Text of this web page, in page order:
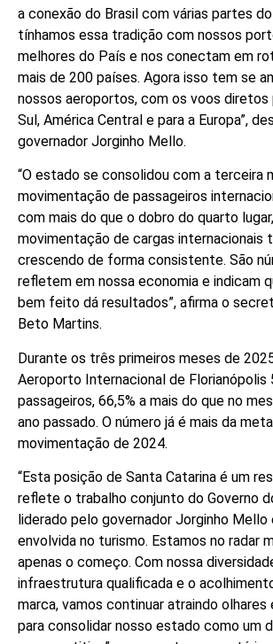
a conexão do Brasil com várias partes
tínhamos essa tradição com nossos
melhores do País e nos conectam em
mais de 200 países. Agora isso tem se
nossos aeroportos, com os voos diretos
Sul, América Central e para a Europa”,
governador Jorginho Mello.
“O estado se consolidou com a terceira
movimentação de passageiros
com mais do que o dobro do quarto
movimentação de cargas internacionais
crescendo de forma consistente. São
refletem em nossa economia e indicam
bem feito dá resultados”, afirma o
Beto Martins.
Durante os três primeiros meses de
Aeroporto Internacional de Florianópolis
passageiros, 66,5% a mais do que no
ano passado. O número já é mais da
movimentação de 2024.
“Esta posição de Santa Catarina é um
reflete o trabalho conjunto do Governo
liderado pelo governador Jorginho
envolvida no turismo. Estamos no radar
apenas o começo. Com nossa
infraestrutura qualificada e o
marca, vamos continuar atraindo
para consolidar nosso estado como um